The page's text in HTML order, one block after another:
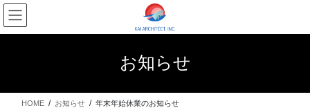
コ
ン
テ
ス
ナ
ビ
ゲ
ン
お知らせ
HOME お知らせ 年末年始休業のお知らせ